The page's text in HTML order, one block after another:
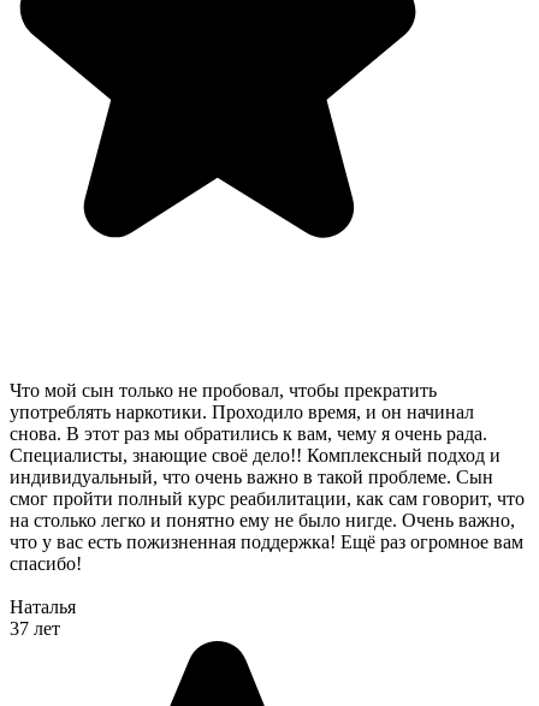
Что мой сын только не пробовал, чтобы прекратить
употреблять наркотики. Проходило время, и он начинал
снова. В этот раз мы обратились к вам, чему я очень рада.
Специалисты, знающие своё дело!! Комплексный подход и
индивидуальный, что очень важно в такой проблеме. Сын
смог пройти полный курс реабилитации, как сам говорит, что
на столько легко и понятно ему не было нигде. Очень важно,
что у вас есть пожизненная поддержка! Ещё раз огромное вам
спасибо!
Наталья
37 лет